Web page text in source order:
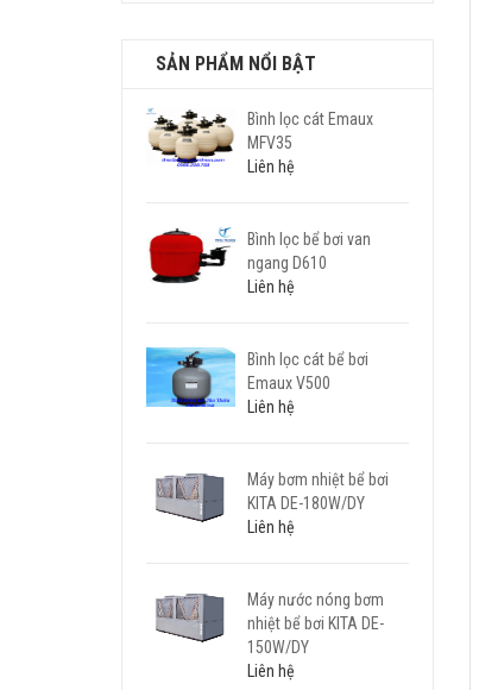
SẢN PHẨM NỔI BẬT
Bình lọc cát Emaux
MFV35
Liên hệ
Bình lọc bể bơi van
ngang D610
Liên hệ
Bình lọc cát bể bơi
Emaux V500
Liên hệ
Máy bơm nhiệt bể bơi
KITA DE-180W/DY
Liên hệ
Máy nước nóng bơm
nhiệt bể bơi KITA DE-
150W/DY
Liên hệ